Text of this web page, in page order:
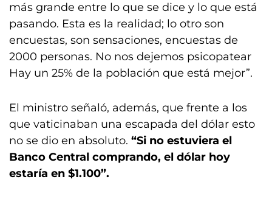
más grande entre lo que se dice y lo que está
pasando. Esta es la realidad; lo otro son
encuestas, son sensaciones, encuestas de
2000 personas. No nos dejemos psicopatear
Hay un 25% de la población que está mejor”.
El ministro señaló, además, que frente a los
que vaticinaban una escapada del dólar esto
no se dio en absoluto. “Si no estuviera el
Banco Central comprando, el dólar hoy
estaría en $1.100”.